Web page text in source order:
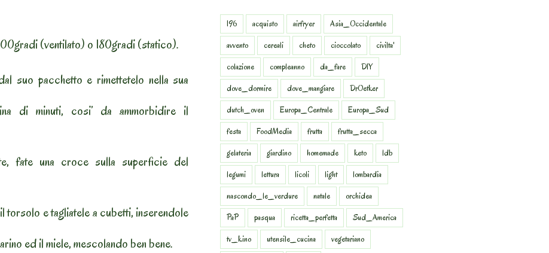
(ventilato) o 180gradi (statico).
suo pacchetto e rimettetelo nella sua
di minuti, cosi’ da ammorbidire il
fate una croce sulla superficie del
torsolo e tagliatele a cubetti, inserendole
ed il miele, mescolando ben bene.
196 acquisto airfryer
Asia_Occidentale
avvento
cereali cheto cioccolato
civilta'
colazione
compleanno da_fare
DIY
dove_dormire
dove_mangiare
DrOetker
dutch_oven
Europa_Centrale
Europa_Sud
festa
FoodMedia frutta
frutta_secca
gelateria
giardino homemade keto
ldb
legumi
lettura licoli light
lombardia
nascondo_le_verdure
natale
orchidea
PaP
pasqua ricetta_perfetta
Sud_America
tv_kino
utensile_cucina
vegetariano